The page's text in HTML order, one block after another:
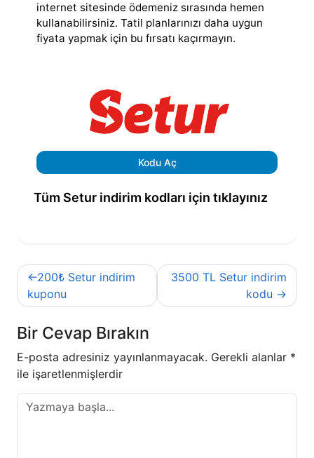
internet sitesinde ödemeniz sırasında hemen
kullanabilirsiniz. Tatil planlarınızı daha uygun
fiyata yapmak için bu fırsatı kaçırmayın.
Kodu Aç
Tüm Setur indirim kodları için tıklayınız
Yazı
gezinmesi
200₺ Setur indirim
kuponu
3500 TL Setur indirim
kodu
Bir Cevap Bırakın
E-posta adresiniz yayınlanmayacak. Gerekli alanlar *
ile işaretlenmişlerdir